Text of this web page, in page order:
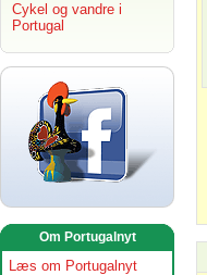
Cykel og vandre i
Portugal
Om Portugalnyt
Læs om Portugalnyt